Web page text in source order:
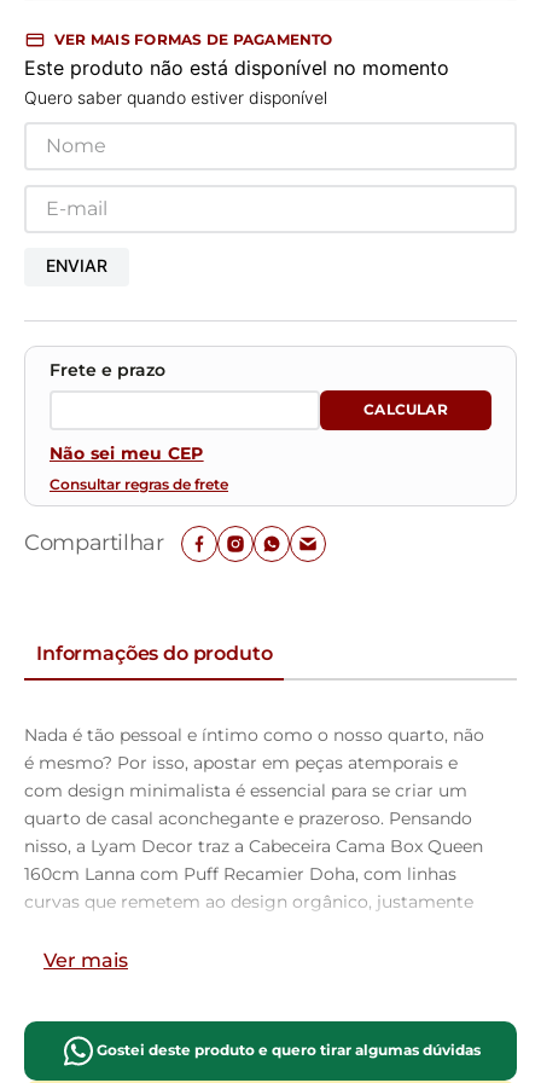
VER MAIS FORMAS DE PAGAMENTO
Este produto não está disponível no momento
Quero saber quando estiver disponível
ENVIAR
Não sei meu CEP
Consultar regras de frete
Compartilhar
Informações do produto
Nada é tão pessoal e íntimo como o nosso quarto, não
é mesmo? Por isso, apostar em peças atemporais e
com design minimalista é essencial para se criar um
quarto de casal aconchegante e prazeroso. Pensando
nisso, a Lyam Decor traz a Cabeceira Cama Box Queen
160cm Lanna com Puff Recamier Doha, com linhas
curvas que remetem ao design orgânico, justamente
Com a cabeceira casal Lanna esse espaço da casa terá a
na decoração. Para finalizar, o puff orgânico completa
o espaço e, ainda adiciona funcionalidade e requinte.
Ver mais
Gostei deste produto e quero tirar algumas dúvidas